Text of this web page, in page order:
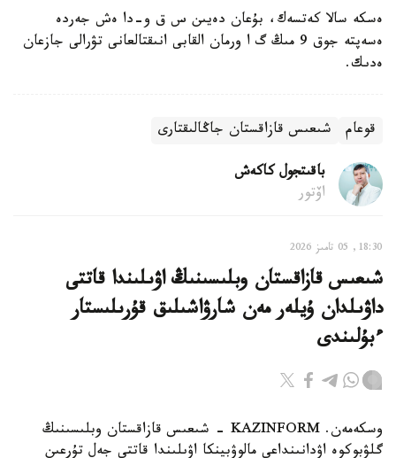
ەسكە سالا كەتسەك، بۇعان دەيىن س ق و-دا ەش جەردە
ەسەپتە جوق 9 مىڭ گ ا ورمان القابى انىقتالعانى تۋرالى جازعان
ەدىك.
قوعام شىعىس قازاقستان جاڭالىقتارى
باقىتجول كاكەش
اۆتور
18:30, 05 تامىز 2026
شىعىس قازاقستان وبلىسىنىڭ اۋىلىندا قاتتى
داۋىلدان ۇيلەر مەن شارۋاشىلىق قۇرىلىستار
ءبۇلىندى
وسكەمەن. KAZINFORM - شىعىس قازاقستان وبلىسىنىڭ
گلۋبوكوە اۋدانىنداعى مالوۋبينكا اۋىلىندا قاتتى جەل تۇرعىن